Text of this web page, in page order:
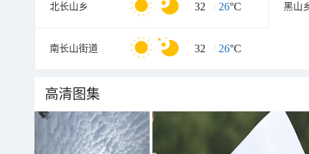
北长山乡 32 / 26°C 黑山
南长山街道 32 / 26°C
高清图集